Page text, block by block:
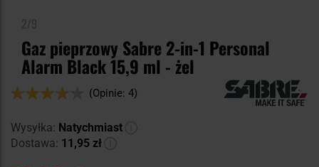
Gaz pieprzowy Sabre 2-in-1 Personal
Alarm Black 15,9 ml - żel
Ocena:
(Opinie: 4)
Wysyłka: Natychmiast
Dostawa: 11,95 zł